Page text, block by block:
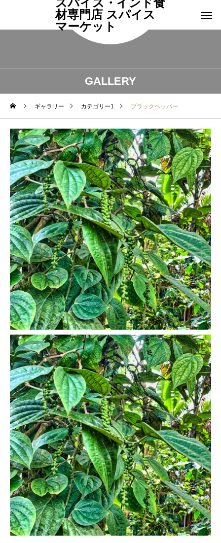
スパイス・インド食
材専門店 スパイス
マーケット
GALLERY
ギャラリー カテゴリー1 ブラックペッパー